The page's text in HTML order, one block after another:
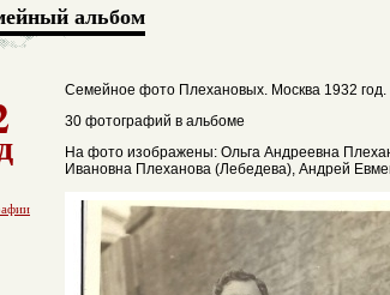
альбом
Семейное фото Плехановых. Москва 1932 год.
30 фотографий в альбоме
На фото изображены: Ольга Андреевна
Ивановна Плеханова (Лебедева), Андрей